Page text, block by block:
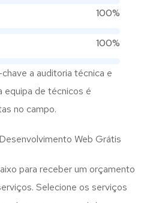
100%
100%
a auditoria técnica e
equipa de técnicos é
no campo.
Web Grátis
para receber um orçamento
Selecione os serviços